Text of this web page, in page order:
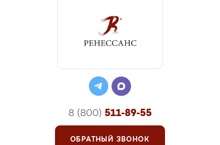
8 (800) 511-89-55
ОБРАТНЫЙ ЗВОНОК